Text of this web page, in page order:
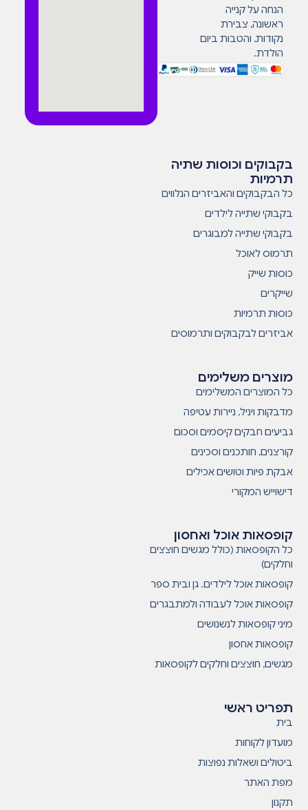
הנחה על קנייה
ראשונה, צבירת
נקודות, והטבות ביום
הולדת.
תפריט ראשי
בית
מועדון לקוחות
ביטולים ושאלות נפוצות
מפת האתר
תקנון
קופסאות אוכל ואחסון
כל הקופסאות (כולל מגשים חוצצים
וחלקים)
קופסאות אוכל לילדים. גן ובית ספר
קופסאות אוכל לעבודה ולמתבגרים
מיני קופסאות לנשנושים
קופסאות אחסון
מגשים, חוצצים וחלקים לקופסאות
מוצרים משלימים
כל המוצרים המשלימים
מדבקות ויניל, ניירות עטיפה
גביעים חבקים קיסמים וסכום
קורצנים, חותכנים וסכינים
אבקת פיות וטושים אכילים
דישוייש המקורי
בקבוקים וכוסות שתיה
תרמיות
כל הבקבוקים והאביזרים הנלווים
בקבוקי שתייה לילדים
בקבוקי שתייה למבוגרים
תרמוס לאוכל
כוסות שייק
שייקרים
כוסות תרמיות
אביזרים לבקבוקים ותרמוסים